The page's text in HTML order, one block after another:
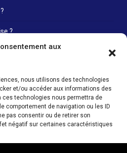
aux
nous utilisons des technologies
et/ou accéder aux informations des
ces technologies nous permettra de
comportement de navigation ou les ID
pas consentir ou de retirer son
négatif sur certaines caractéristiques
?